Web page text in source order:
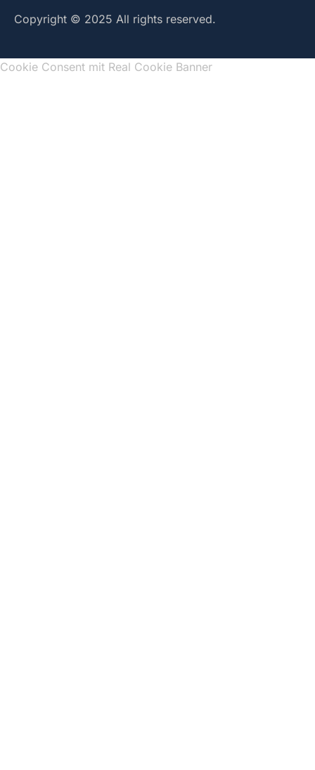
Copyright © 2025 All rights reserved.
Cookie Consent mit Real Cookie Banner